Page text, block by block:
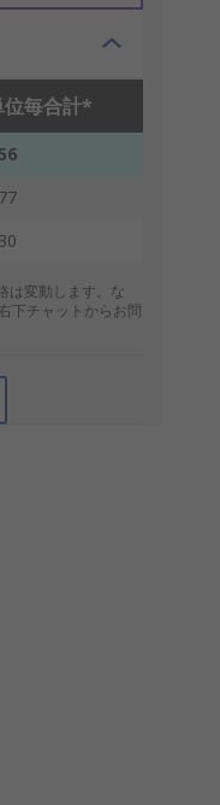
位毎合計*
は変動します。な
下チャットからお問